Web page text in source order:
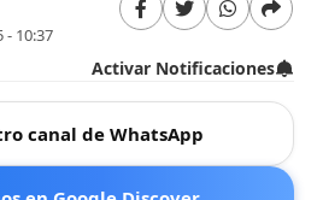
- 10:37
Activar Notificaciones
canal de WhatsApp